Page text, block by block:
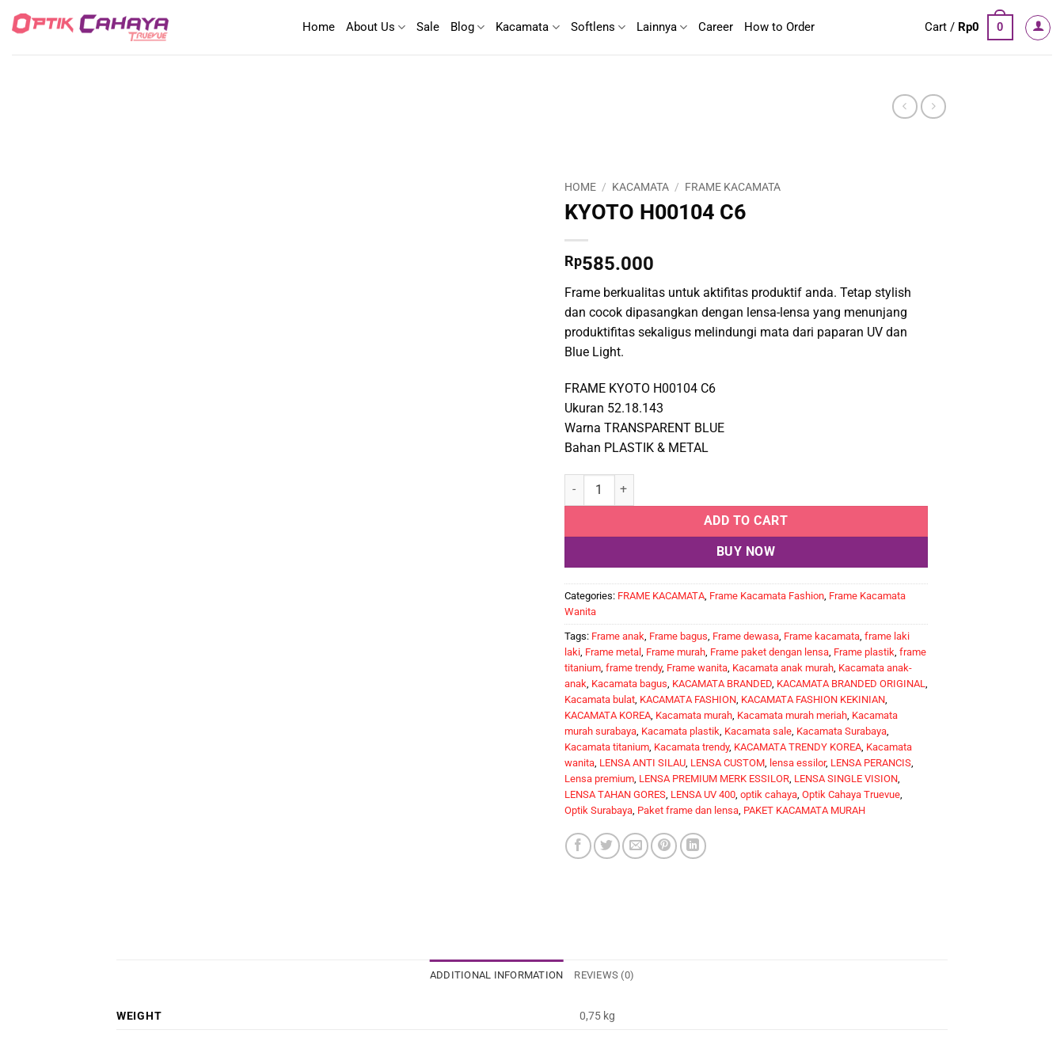
Home About Us Sale Blog Kacamata Softlens Lainnya Career How to Order Cart / Rp0 0
HOME / KACAMATA / FRAME KACAMATA
KYOTO H00104 C6
Rp585.000
Frame berkualitas untuk aktifitas produktif anda. Tetap stylish
dan cocok dipasangkan dengan lensa-lensa yang menunjang
produktifitas sekaligus melindungi mata dari paparan UV dan
Blue Light.
FRAME KYOTO H00104 C6
Ukuran 52.18.143
Warna TRANSPARENT BLUE
Bahan PLASTIK & METAL
KYOTO H00104 C6 quantity
ADD TO CART
BUY NOW
Categories: FRAME KACAMATA, Frame Kacamata Fashion, Frame Kacamata
Wanita
Tags: Frame anak, Frame bagus, Frame dewasa, Frame kacamata, frame laki
laki, Frame metal , Frame murah, Frame paket dengan lensa, Frame plastik, frame
titanium, frame trendy, Frame wanita, Kacamata anak murah, Kacamata anak-
anak, Kacamata bagus, KACAMATA BRANDED, KACAMATA BRANDED ORIGINAL,
Kacamata bulat, KACAMATA FASHION, KACAMATA FASHION KEKINIAN,
KACAMATA KOREA, Kacamata murah, Kacamata murah meriah, Kacamata
murah surabaya, Kacamata plastik, Kacamata sale, Kacamata Surabaya,
Kacamata titanium, Kacamata trendy, KACAMATA TRENDY KOREA, Kacamata
wanita, LENSA ANTI SILAU, LENSA CUSTOM, lensa essilor, LENSA PERANCIS,
Lensa premium, LENSA PREMIUM MERK ESSILOR, LENSA SINGLE VISION,
LENSA TAHAN GORES, LENSA UV 400, optik cahaya, Optik Cahaya Truevue,
Optik Surabaya, Paket frame dan lensa, PAKET KACAMATA MURAH
ADDITIONAL INFORMATION REVIEWS (0)
WEIGHT 0,75 kg